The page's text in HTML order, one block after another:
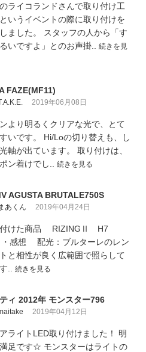
ライコランドさんで取り付け工
いうイベントの際に取り付けを
ました。 スタッフの人から「す
いですよ」とのお声掛.. 続きを見
FAZE(MF11)
2019年06月08日
より明るくクリアな光で、とて
いです。 Hi/Loの切り替えも、し
軸が出ています。 取り付けは、
ン着けでし.. 続きを見る
AGUSTA BRUTALE750S
あくん 2019年04月24日
付けた商品 RIZINGⅡ H7
・感想 配光：ブルターレのレン
と相性が良く広範囲で照らして
.. 続きを見る
ティ 2012年 モンスター796
2019年04月12日
ライトLED取り付けました！ 明
足です☆ モンスターはライトの